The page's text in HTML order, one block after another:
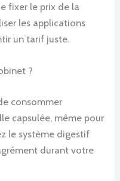
fixer le prix de la
les applications
un tarif juste.
?
consommer
capsulée, même pour
le système digestif
durant votre